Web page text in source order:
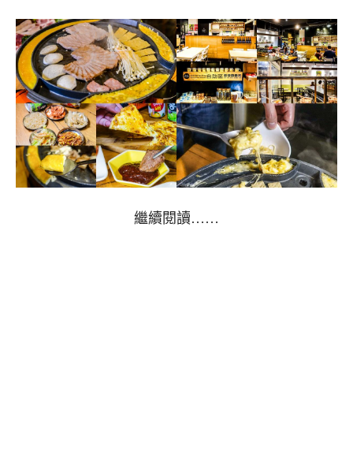
繼續閱讀……